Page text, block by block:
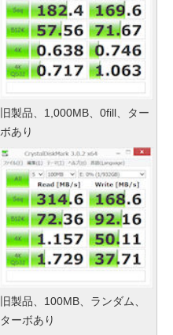
旧製品、1,000MB、0fill、ター
ボあり
旧製品、100MB、ランダム、
ターボあり